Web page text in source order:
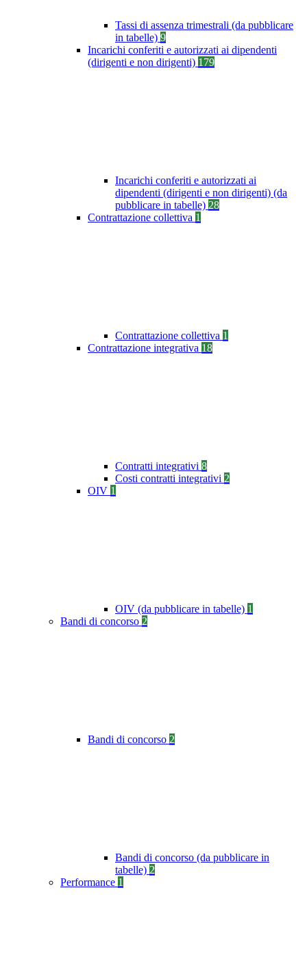
Tassi di assenza trimestrali (da pubblicare
in tabelle) 9
Incarichi conferiti e autorizzati ai dipendenti
(dirigenti e non dirigenti) 179
Incarichi conferiti e autorizzati ai
dipendenti (dirigenti e non dirigenti) (da
pubblicare in tabelle) 28
Contrattazione collettiva 1
Contrattazione collettiva 1
Contrattazione integrativa 18
Contratti integrativi 8
Costi contratti integrativi 2
OIV 1
OIV (da pubblicare in tabelle) 1
Bandi di concorso 2
Bandi di concorso 2
Bandi di concorso (da pubblicare in
tabelle) 2
Performance 1